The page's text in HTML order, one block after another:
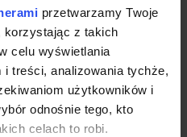
przetwarzamy Twoje
korzystając z takich
celu wyświetlania
treści, analizowania tychże,
użytkowników i
odnośnie tego, kto
celach to robi.
wprowadzono
z kredytu
że efektem
przedsięwzięcia jest
30% progu